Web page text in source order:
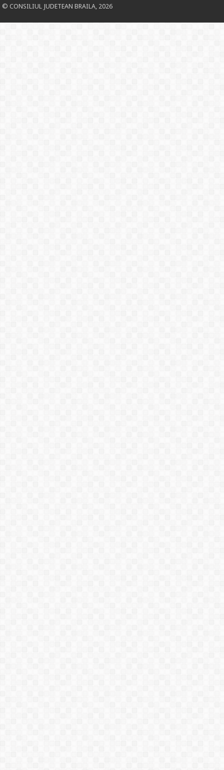
© CONSILIUL JUDETEAN BRAILA, 2026